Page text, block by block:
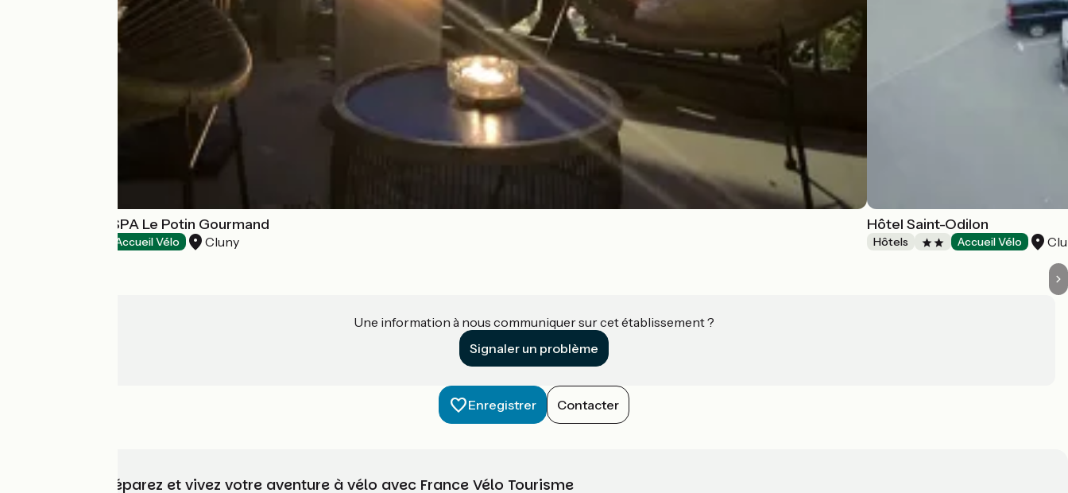
ART'HOTEL & SPA Le Potin Gourmand
Accueil Vélo Cluny
Hôtel Saint-Odilon
Hôtels Accueil Vélo
Une information à nous communiquer sur cet établissement ?
Signaler un problème
Enregistrer Contacter
Choisissez, préparez et vivez votre aventure à vélo avec France Vélo Tourisme